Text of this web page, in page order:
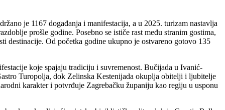
je 1167 događanja i manifestacija, a u 2025. turizam nastavlja
prošle godine. Posebno se ističe rast među stranim gostima,
destinacije. Od početka godine ukupno je ostvareno gotovo 135
koje spajaju tradiciju i suvremenost. Bučijada u Ivanić-
Turopolja, dok Zelinska Kestenijada okuplja obitelji i ljubitelje
karakter i potvrđuje Zagrebačku županiju kao regiju u usponu